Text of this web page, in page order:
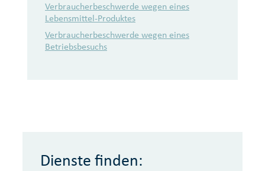
Onlinedienstleistungen
Verbraucherbeschwerde wegen eines
Lebensmittel-Produktes
Verbraucherbeschwerde wegen eines
Betriebsbesuchs
Dienste finden: